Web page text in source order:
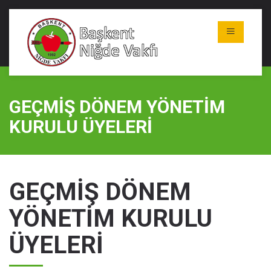
GEÇMİŞ DÖNEM YÖNETİM
KURULU ÜYELERİ
GEÇMİŞ DÖNEM
YÖNETİM KURULU
ÜYELERİ